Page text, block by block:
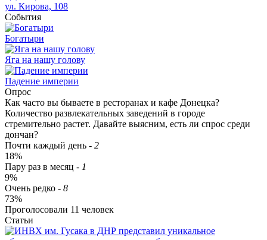
ул. Кирова, 108
События
Богатыри
Яга на нашу голову
Падение империи
Опрос
Как часто вы бываете в ресторанах и кафе Донецка?
Количество развлекательных заведений в городе
стремительно растет. Давайте выясним, есть ли спрос среди
дончан?
Почти каждый день - 2
18%
Пару раз в месяц - 1
9%
Очень редко - 8
73%
Проголосовали 11 человек
Статьи